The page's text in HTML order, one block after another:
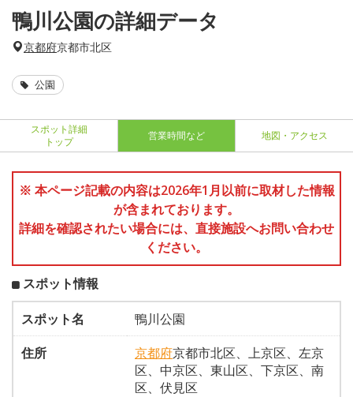
鴨川公園の詳細データ
京都府京都市北区
公園
スポット詳細
トップ
営業時間など 地図・アクセス
※ 本ページ記載の内容は2026年1月以前に取材した情報
が含まれております。
詳細を確認されたい場合には、直接施設へお問い合わせ
ください。
スポット情報
スポット名
鴨川公園
住所
京都府京都市北区、上京区、左京
区、中京区、東山区、下京区、南
区、伏見区